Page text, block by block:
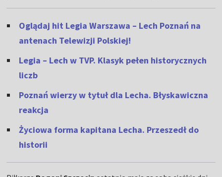
Oglądaj hit Legia Warszawa – Lech Poznań na
antenach Telewizji Polskiej!
Legia – Lech w TVP. Klasyk pełen historycznych
liczb
Poznań wierzy w tytuł dla Lecha. Błyskawiczna
reakcja
Życiowa forma kapitana Lecha. Przeszedł do
historii